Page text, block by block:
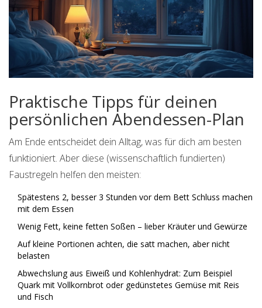
Praktische Tipps für deinen
persönlichen Abendessen-Plan
Am Ende entscheidet dein Alltag, was für dich am besten
funktioniert. Aber diese (wissenschaftlich fundierten)
Faustregeln helfen den meisten:
Spätestens 2, besser 3 Stunden vor dem Bett Schluss machen
mit dem Essen
Wenig Fett, keine fetten Soßen – lieber Kräuter und Gewürze
Auf kleine Portionen achten, die satt machen, aber nicht
belasten
Abwechslung aus Eiweiß und Kohlenhydrat: Zum Beispiel
Quark mit Vollkornbrot oder gedünstetes Gemüse mit Reis
und Fisch